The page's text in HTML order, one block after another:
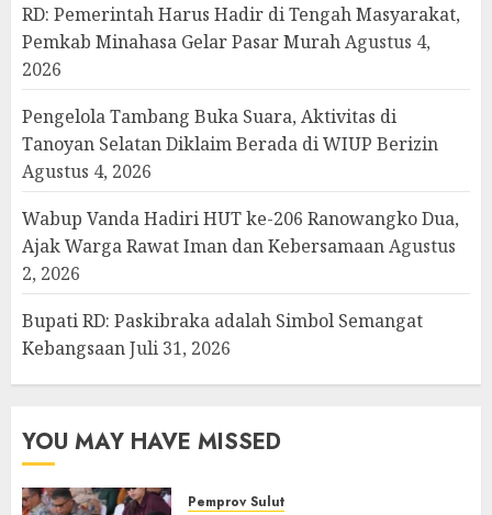
RD: Pemerintah Harus Hadir di Tengah Masyarakat,
Pemkab Minahasa Gelar Pasar MurahAgustus 4,
2026
Pengelola Tambang Buka Suara, Aktivitas di
Tanoyan Selatan Diklaim Berada di WIUP Berizin
Agustus 4, 2026
Wabup Vanda Hadiri HUT ke-206 Ranowangko Dua,
Ajak Warga Rawat Iman dan KebersamaanAgustus
2, 2026
Bupati RD: Paskibraka adalah Simbol Semangat
KebangsaanJuli 31, 2026
YOU MAY HAVE MISSED
Pemprov Sulut